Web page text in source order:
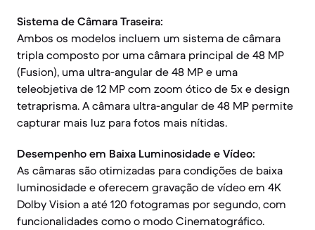
Sistema de Câmara Traseira:
Ambos os modelos incluem um sistema de câmara
tripla composto por uma câmara principal de 48 MP
(Fusion), uma ultra-angular de 48 MP e uma
teleobjetiva de 12 MP com zoom ótico de 5x e design
tetraprisma. A câmara ultra-angular de 48 MP permite
capturar mais luz para fotos mais nítidas.
Desempenho em Baixa Luminosidade e Vídeo:
As câmaras são otimizadas para condições de baixa
luminosidade e oferecem gravação de vídeo em 4K
Dolby Vision a até 120 fotogramas por segundo, com
funcionalidades como o modo Cinematográfico.